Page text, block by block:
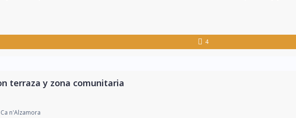
4
terraza y zona comunitaria
n'Alzamora